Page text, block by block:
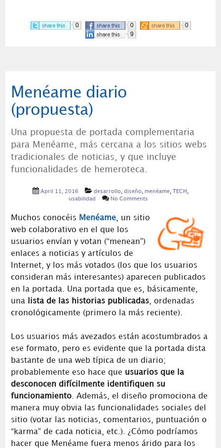
0 0
0
9
Menéame diario
(propuesta)
Una propuesta de portada complementaria
para Menéame, más cercana a los sitios webs
tradicionales de noticias, y que incluye
funcionalidades de hemeroteca.
April 11, 2016 desarrollo diseño menéame TECH
usabilidad
No Comments
Muchos conocéis Menéame, un sitio
web colaborativo en el que los
usuarios envían y votan (“menean”)
enlaces a noticias y artículos de
Internet, y los más votados (los que los usuarios
consideran más interesantes) aparecen publicados
en la portada. Una portada que es, básicamente,
una
lista de las historias publicadas, ordenadas
cronológicamente (primero la más reciente).
Los usuarios más avezados están acostumbrados a
ese formato, pero es evidente que la portada dista
bastante de una web típica de un diario;
probablemente eso hace que usuarios que la
desconocen difícilmente identifiquen su
funcionamiento. Además, el diseño promociona de
manera muy obvia las funcionalidades sociales del
sitio (votar las noticias, comentarios, puntuación o
“karma” de cada noticia, etc.). ¿Cómo podríamos
hacer que Menéame fuera menos árido para los